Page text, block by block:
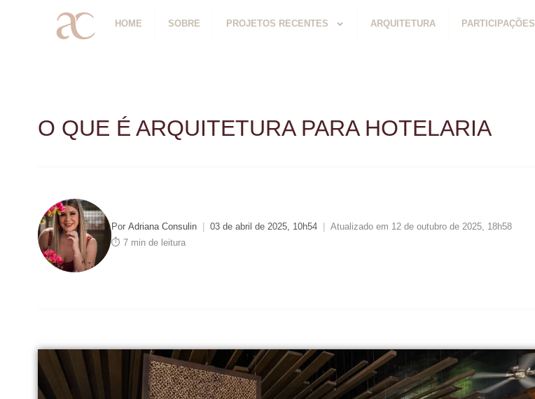
HOME SOBRE PROJETOS RECENTES ARQUITETURA PARTICIPAÇÕES
O QUE É ARQUITETURA PARA HOTELARIA
PorAdriana Consulin 03 de abril de 2025, 10h54
Atualizado em 12 de outubro de 2025, 18h58
⏱ 7 min de leitura